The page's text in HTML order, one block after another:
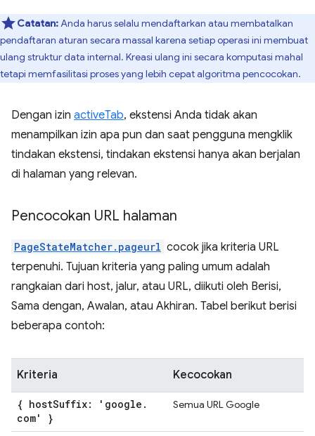
Catatan:Anda harus selalu mendaftarkan atau membatalkan
pendaftaran aturan secara massal karena setiap operasi ini membuat
ulang struktur data internal. Kreasi ulang ini secara komputasi mahal
tetapi memfasilitasi proses yang lebih cepat algoritma pencocokan.
Dengan izin activeTab, ekstensi Anda tidak akan
menampilkan izin apa pun dan saat pengguna mengklik
tindakan ekstensi, tindakan ekstensi hanya akan berjalan
di halaman yang relevan.
Pencocokan URL halaman
PageStateMatcher.pageurl cocok jika kriteria URL
terpenuhi. Tujuan kriteria yang paling umum adalah
rangkaian dari host, jalur, atau URL, diikuti oleh Berisi,
Sama dengan, Awalan, atau Akhiran. Tabel berikut berisi
beberapa contoh:
Kriteria Kecocokan
{ hostSuffix: 'google .
com' }
Semua URL Google